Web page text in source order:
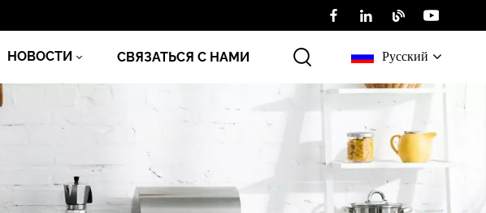
НОВОСТИ СВЯЗАТЬСЯ С НАМИ Русский
English
Русский
عربي